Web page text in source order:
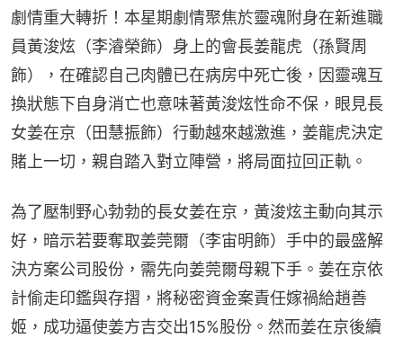
劇情重大轉折！本星期劇情聚焦於靈魂附身在新進職
員黃浚炫（李濬榮飾）身上的會長姜龍虎（孫賢周
飾），在確認自己肉體已在病房中死亡後，因靈魂互
換狀態下自身消亡也意味著黃浚炫性命不保，眼見長
女姜在京（田慧振飾）行動越來越激進，姜龍虎決定
賭上一切，親自踏入對立陣營，將局面拉回正軌。
為了壓制野心勃勃的長女姜在京，黃浚炫主動向其示
好，暗示若要奪取姜莞爾（李宙明飾）手中的最盛解
決方案公司股份，需先向姜莞爾母親下手。姜在京依
計偷走印鑑與存摺，將秘密資金案責任嫁禍給趙善
姬，成功逼使姜方吉交出15%股份。然而姜在京後續